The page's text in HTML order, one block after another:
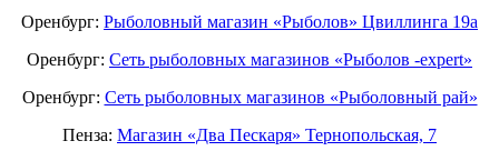
Оренбург: Рыболовный магазин «Рыболов» Цвиллинга 19а
Оренбург: Сеть рыболовных магазинов «Рыболов -expert»
Оренбург: Сеть рыболовных магазинов «Рыболовный рай»
Пенза: Магазин «Два Пескаря» Тернопольская, 7